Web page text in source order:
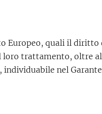
quali il diritto
trattamento, oltre
nel